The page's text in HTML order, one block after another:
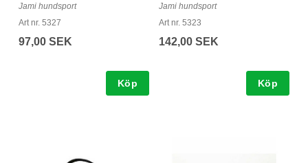
Jami hundsport
Art nr. 5327
97,00 SEK
Köp
Jami hundsport
Art nr. 5323
142,00 SEK
Köp